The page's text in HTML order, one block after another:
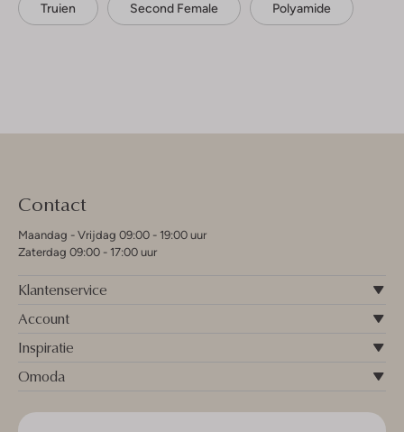
Truien Second Female Polyamide
Contact
Maandag - Vrijdag 09:00 - 19:00 uur
Zaterdag 09:00 - 17:00 uur
Klantenservice
Account
Inspiratie
Omoda